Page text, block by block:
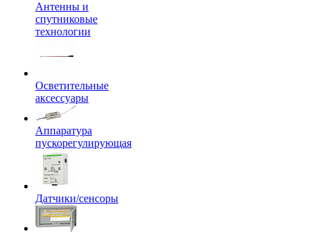
Антенны и
спутниковые
технологии
Осветительные
аксессуары
Аппаратура
пускорегулирующая
Датчики/сенсоры